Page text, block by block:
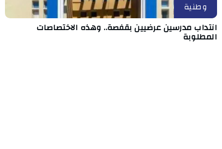
وطنية
انتداب مدرسين عرضيين بقفصة.. وهذه الاختصاصات
المطلوبة